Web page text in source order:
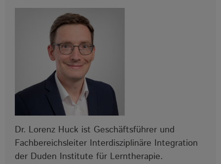
Dr. Lorenz Huck ist Geschäftsführer und
Fachbereichsleiter Interdisziplinäre Integration
der Duden Institute für Lerntherapie.